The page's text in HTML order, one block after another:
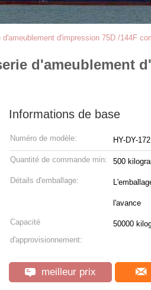
d'impression 75D /144F
d'ameublement
Informations de base
Numéro de modèle: HY-DY-172
Quantité de commande min: 500
Détails d'emballage:
l'avance
Capacité
d'approvisionnement:
50000
meilleur prix